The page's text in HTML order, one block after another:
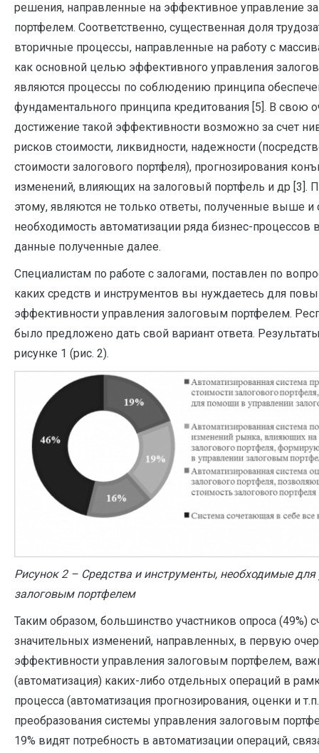
решения, направленные на эффективное управление
портфелем. Соответственно, существенная доля
вторичные процессы, направленные на работу с
как основной целью эффективного управления
являются процессы по соблюдению принципа
фундаментального принципа кредитования [5]. В свою
достижение такой эффективности возможно за счет
рисков стоимости, ликвидности, надежности
стоимости залогового портфеля), прогнозирования
изменений, влияющих на залоговый портфель и др [3].
этому, являются не только ответы, полученные выше
необходимость автоматизации ряда бизнес-процессов
данные полученные далее.
Специалистам по работе с залогами, поставлен по
каких средств и инструментов вы нуждаетесь для
эффективности управления залоговым портфелем.
было предложено дать свой вариант ответа.
рисунке 1 (рис. 2).
Рисунок 2 – Средства и инструменты, необходимые для
залоговым портфелем
Таким образом, большинство участников опроса (49%)
значительных изменений, направленных, в первую
эффективности управления залоговым портфелем,
(автоматизация) каких-либо отдельных операций в
процесса (автоматизация прогнозирования, оценки и
преобразования системы управления залоговым
19% видят потребность в автоматизации операций,